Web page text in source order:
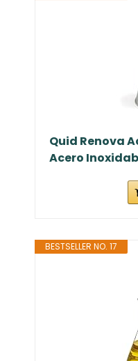
Quid Renova
Acero
BESTSELLER NO. 17